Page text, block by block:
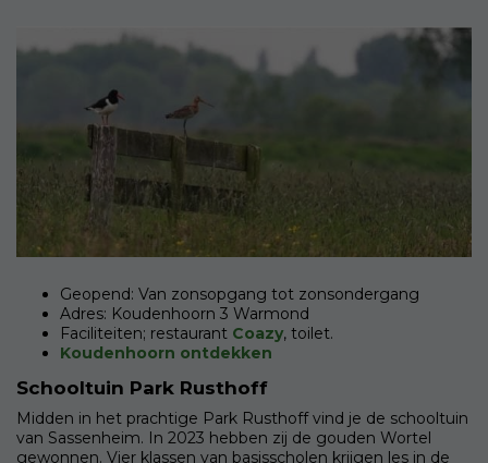
Geopend: Van zonsopgang tot zonsondergang
Adres: Koudenhoorn 3 Warmond
Faciliteiten; restaurant Coazy, toilet.
Koudenhoorn ontdekken
Schooltuin Park Rusthoff
Midden in het prachtige Park Rusthoff vind je de schooltuin
van Sassenheim. In 2023 hebben zij de gouden Wortel
gewonnen. Vier klassen van basisscholen krijgen les in de